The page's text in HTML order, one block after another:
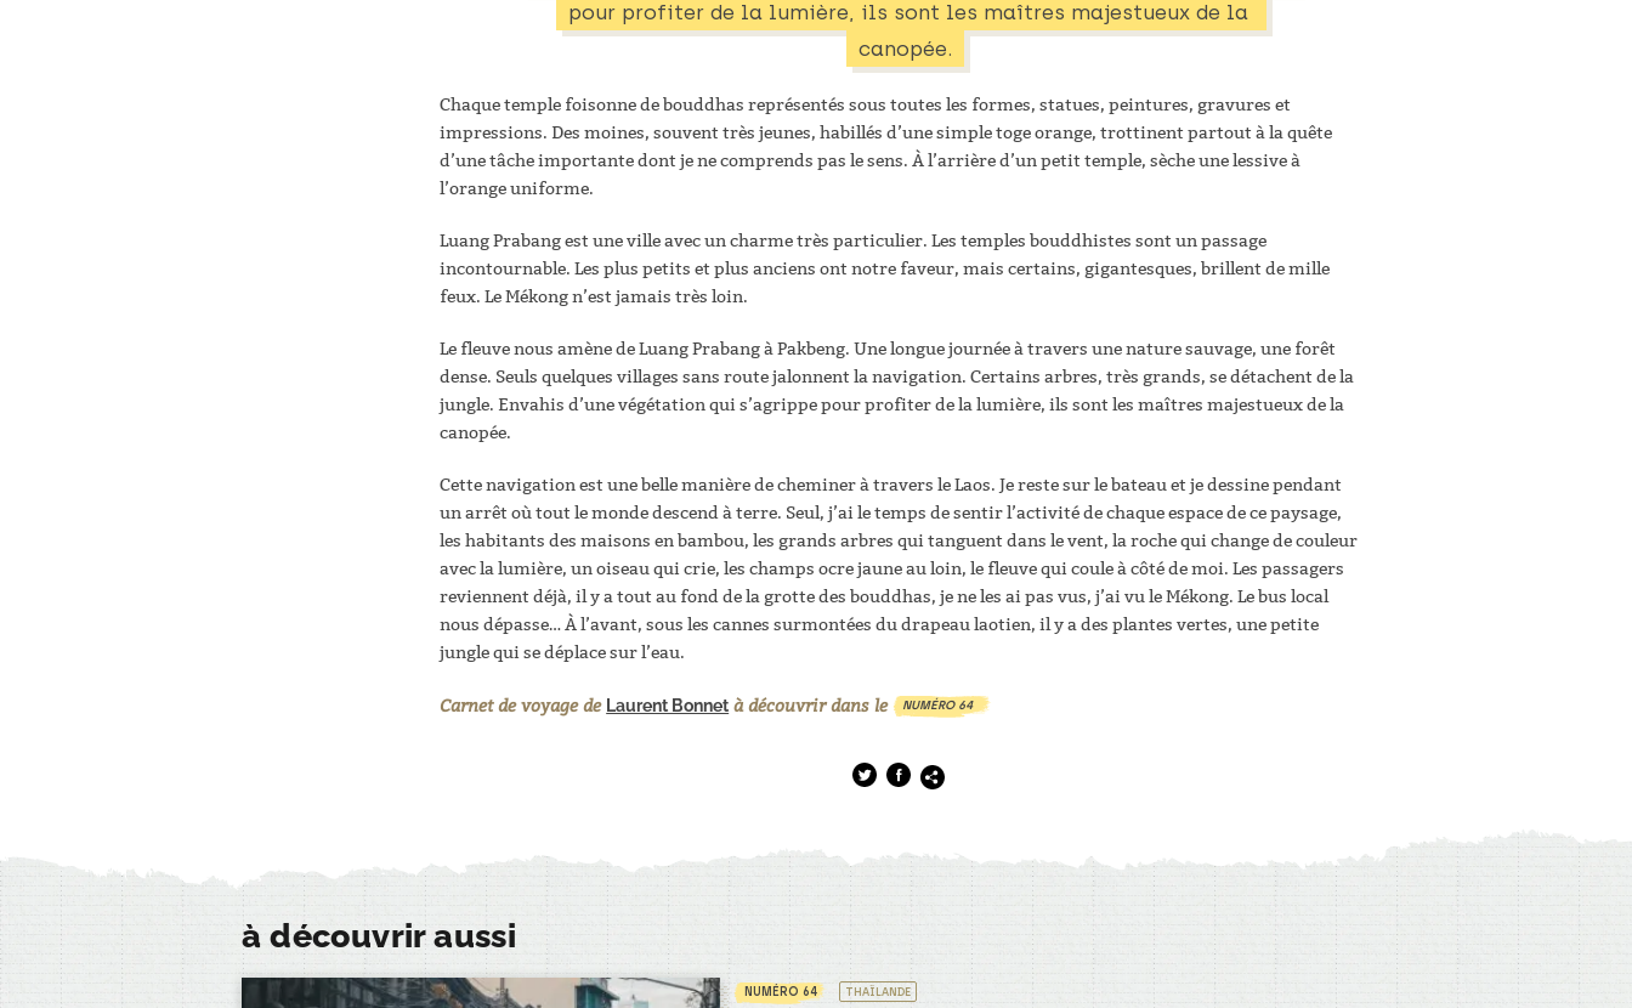
pour profiter de la lumière, ils sont les maîtres majestueux de la
canopée.
Chaque temple foisonne de bouddhas représentés sous toutes les formes, statues, peintures, gravures et
impressions. Des moines, souvent très jeunes, habillés d’une simple toge orange, trottinent partout à la quête
d’une tâche importante dont je ne comprends pas le sens. À l’arrière d’un petit temple, sèche une lessive à
l’orange uniforme.
Luang Prabang est une ville avec un charme très particulier. Les temples bouddhistes sont un passage
incontournable. Les plus petits et plus anciens ont notre faveur, mais certains, gigantesques, brillent de mille
feux. Le Mékong n’est jamais très loin.
Le fleuve nous amène de Luang Prabang à Pakbeng. Une longue journée à travers une nature sauvage, une forêt
dense. Seuls quelques villages sans route jalonnent la navigation. Certains arbres, très grands, se détachent de la
jungle. Envahis d’une végétation qui s’agrippe pour profiter de la lumière, ils sont les maîtres majestueux de la
canopée.
Cette navigation est une belle manière de cheminer à travers le Laos. Je reste sur le bateau et je dessine pendant
un arrêt où tout le monde descend à terre. Seul, j’ai le temps de sentir l’activité de chaque espace de ce paysage,
les habitants des maisons en bambou, les grands arbres qui tanguent dans le vent, la roche qui change de couleur
avec la lumière, un oiseau qui crie, les champs ocre jaune au loin, le fleuve qui coule à côté de moi. Les passagers
reviennent déjà, il y a tout au fond de la grotte des bouddhas, je ne les ai pas vus, j’ai vu le Mékong. Le bus local
nous dépasse… À l’avant, sous les cannes surmontées du drapeau laotien, il y a des plantes vertes, une petite
jungle qui se déplace sur l’eau.
Carnet de voyage de Laurent Bonnet à découvrir dans le NUMÉRO 64
à découvrir aussi
NUMÉRO 64 THAÏLANDE